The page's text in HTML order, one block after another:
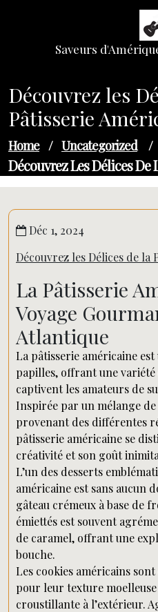
Saveurs
Découvrez les
Pâtisserie
Home / Uncategorized /
Découvrez Les Délices
Déc 1, 2024
Découvrez les Délices de la
La Pâtisserie
Voyage
Atlantique
La pâtisserie américaine
papilles, offrant une variété
captivent les amateurs de
Inspirée par un mélange
provenant des différentes
pâtisserie américaine se
créativité et son goût
L’un des desserts
américaine est sans aucun
gâteau crémeux à base de
émiettés est souvent
de caramel, offrant une
bouche.
Les cookies américains
pour leur texture
croustillante à l’extérieur.